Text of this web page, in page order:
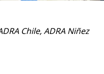
Chile,ADRA Niñez